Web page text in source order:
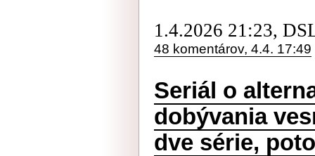
1.4.2026 21:23,
48 komentárov, 4.4. 17:49
Seriál o
dobývania
dve série,